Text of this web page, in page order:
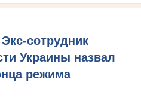
сотрудник
Украины назвал
режима